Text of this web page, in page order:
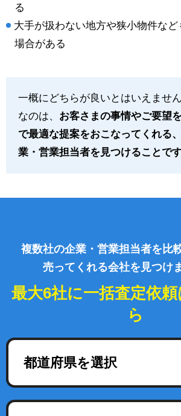
る
大手が扱わない地方や狭小物件な
場合がある
一概にどちらが良いとはいえませ
なのは、 お客さまの事情やご要望
で最適な提案をおこなってくれる
業・営業担当者を見つけることです
複数社の企業・営業担当者を比
売ってくれる会社を見つけ
最大6社に一括査定依
ら
都道府県を選択